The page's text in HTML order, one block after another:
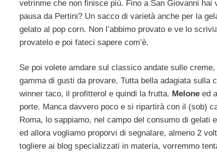
vetrinme che non finisce più. Fino a San Giovanni
pausa da Pertini? Un sacco di varietà anche per la
gelato al pop corn. Non l’abbimo provato e ve lo
provatelo e poi fateci sapere com’è.
Se poi volete amdare sul classico andate sulle
gamma di gusti da provare. Tutta bella adagiata sulla
winner taco, il profitterol e quindi la frutta. Melone ed
porte. Manca davvero poco e si ripartirà con il (sob)
Roma, lo sappiamo, nel campo del consumo di gelati
ed allora vogliamo proporvi di segnalare, almeno 2
togliere ai blog specializzati in materia, vorremmo